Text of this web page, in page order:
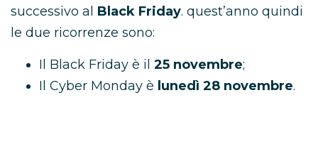
successivo al Black Friday. quest’anno quindi
le due ricorrenze sono:
Il Black Friday è il 25 novembre;
Il Cyber Monday è lunedì 28 novembre.